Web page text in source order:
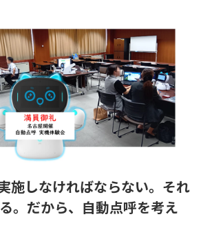
施しなければならない。それ
。だから、自動点呼を考え